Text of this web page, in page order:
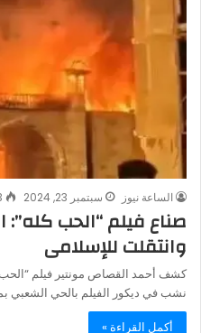
الساعة نيوز سبتمبر 23, 2024
صناع فيلم “الحب كله”:
وانتقلت للإسلامى
كشف أحمد القصاص مونتير فيلم
نشب في ديكور الفيلم بالحي الشعبي
أكمل القراءة »